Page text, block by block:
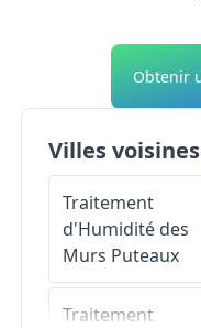
Obtenir
Villes voisines
Traitement
d'Humidité des
Murs Puteaux
Traitement